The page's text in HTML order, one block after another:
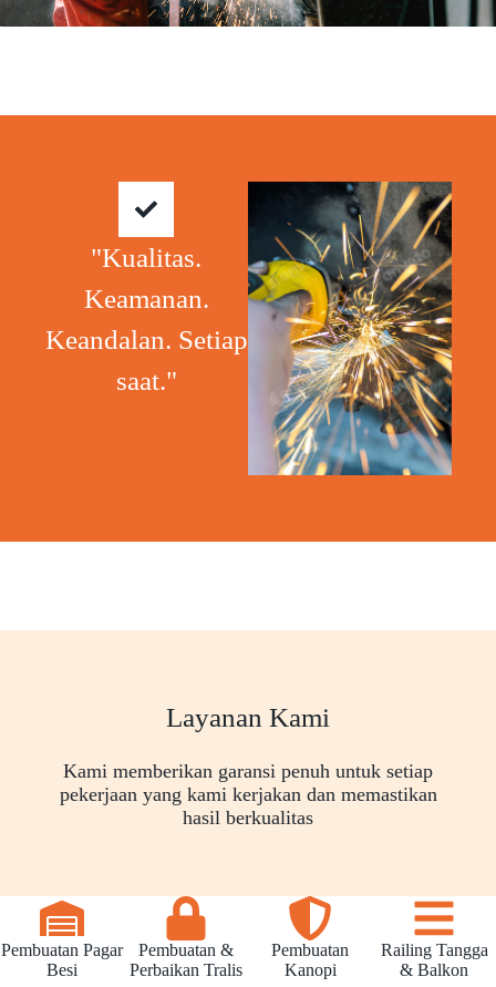
"Kualitas.
Keamanan.
Keandalan. Setiap
saat."
Layanan Kami
Kami memberikan garansi penuh untuk setiap
pekerjaan yang kami kerjakan dan memastikan
hasil berkualitas
Pembuatan Pagar
Besi
Pembuatan &
Perbaikan Tralis
Pembuatan
Kanopi
Railing Tangga
& Balkon